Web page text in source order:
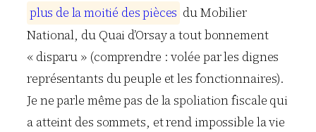
plus de lamoitié despièces du Mobilier
National, du Quai d’Orsay a tout bonnement
« disparu » (comprendre : volée par les dignes
représentants du peuple et les fonctionnaires).
Je ne parle même pas de la spoliation fiscale qui
a atteint des sommets, et rend impossible la vie